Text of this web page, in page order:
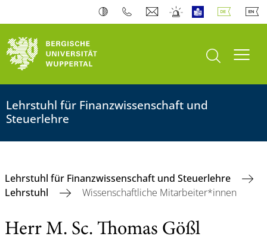
Suche öffnen
Lehrstuhl für Finanzwissenschaft und
Steuerlehre
Lehrstuhl für Finanzwissenschaft und Steuerlehre
Lehrstuhl
Wissenschaftliche Mitarbeiter*innen
Herr M. Sc. Thomas Gößl